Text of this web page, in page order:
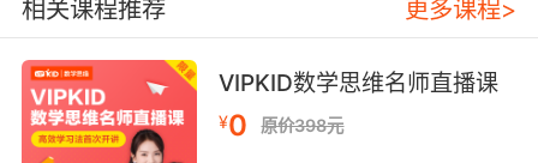
相关课程推荐 更多课程>
VIPKID数学思维名师直播课
¥0 原价398元